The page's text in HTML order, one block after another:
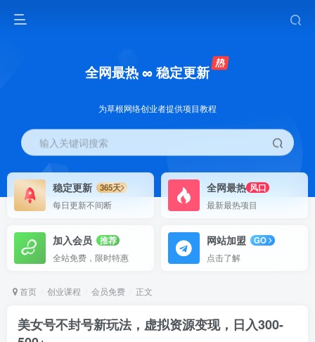
全网最热 ∞ 稳定更新
为草根网络创业者提供项目教程
输入关键词搜索
稳定更新
365天
每日更新不间断
全网最热 风口
最新最热项目
加入会员
推荐
全站免费，限时特惠
网站加盟
GO
点击了解
首页 创业课程 会员免费 正文
美女号不封号新玩法，虚拟资源变现，日入300-